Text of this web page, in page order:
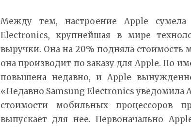
Между тем, настроение Apple сумела
Electronics, крупнейшая в мире
выручки. Она на 20% подняла стоимость
она производит по заказу для Apple. По
повышена недавно, и Apple
«Недавно Samsung Electronics
стоимости мобильных процессоров
выпускает для нее. Первоначально